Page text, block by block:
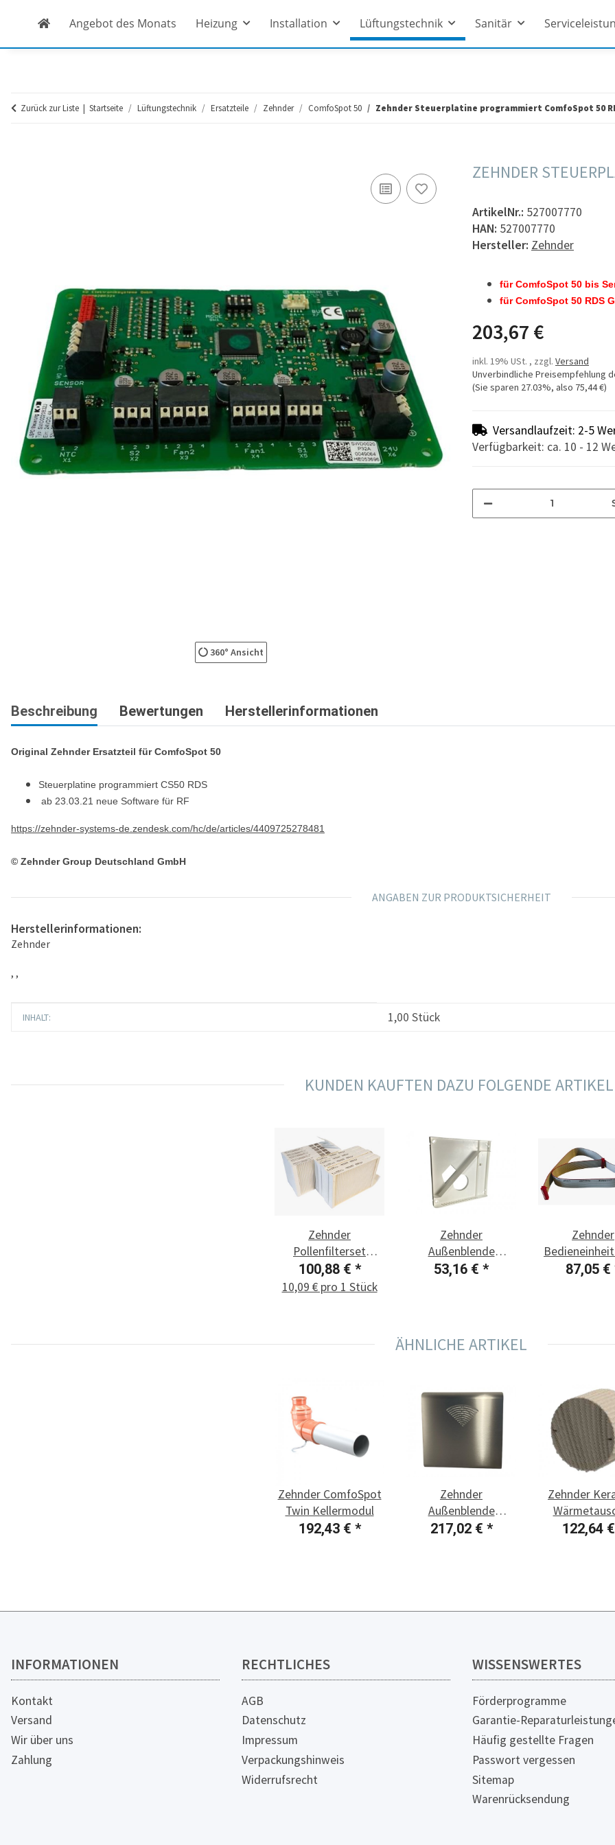
Angebot des Monats Heizung Installation Lüftungstechnik Sanitär
Zurück zur Liste Startseite Lüftungstechnik Ersatzteile Zehnder ComfoSpot 50 Zehnder Steuerplatine programmiert ComfoSpot 50
360° Ansicht
ZEHNDER
ArtikelNr.: 527007770
HAN: 527007770
Hersteller: Zehnder
für ComfoSpot 50 bis
für ComfoSpot 50 RDS
203,67 €
inkl. 19% USt. , zzgl. Versand
Unverbindliche Preisempfehlung
(Sie sparen 27.03%, also 75,44 €)
Versandlaufzeit: 2-5
Verfügbarkeit: ca. 10 - 12
Beschreibung Bewertungen Herstellerinformationen
Original Zehnder Ersatzteil für ComfoSpot 50
Steuerplatine programmiert CS50 RDS
ab 23.03.21 neue Software für RF
https://zehnder-systems-de.zendesk.com/hc/de/articles/4409725278481
© Zehnder Group Deutschland GmbH
ANGABEN ZUR PRODUKTSICHERHEIT
Herstellerinformationen:
Zehnder
, ,
Produkteigenschaft
Wert
INHALT: 1,00 Stück
KUNDEN KAUFTEN DAZU FOLGENDE
Zehnder
Pollenfilterset
ComfoSpot 50, 10
Stück
100,88 € *
10,09 € pro 1 Stück
Zehnder
Außenblende
Unterschale,
53,16 € *
Zehnder
Bedieneinheit
RDS
87,05 €
ÄHNLICHE ARTIKEL
Zehnder ComfoSpot
Twin Kellermodul
192,43 € *
Zehnder
Außenblende
Komplett Set,
217,02 € *
Zehnder
122,64
INFORMATIONEN
Kontakt
Versand
Wir über uns
Zahlung
RECHTLICHES
AGB
Datenschutz
Impressum
Verpackungshinweis
Widerrufsrecht
WISSENSWERTES
Förderprogramme
Garantie-
Häufig gestellte Fragen
Passwort vergessen
Sitemap
Warenrücksendung